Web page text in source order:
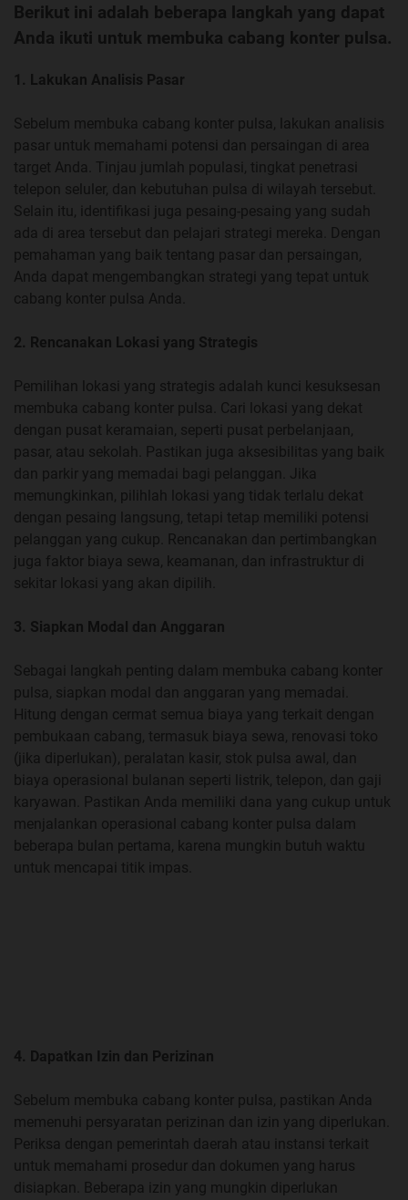
Berikut ini adalah beberapa langkah yang dapat
Anda ikuti untuk membuka cabang konter pulsa.
1. Lakukan Analisis Pasar
Sebelum membuka cabang konter pulsa, lakukan analisis
pasar untuk memahami potensi dan persaingan di area
target Anda. Tinjau jumlah populasi, tingkat penetrasi
telepon seluler, dan kebutuhan pulsa di wilayah tersebut.
Selain itu, identifikasi juga pesaing-pesaing yang sudah
ada di area tersebut dan pelajari strategi mereka. Dengan
pemahaman yang baik tentang pasar dan persaingan,
Anda dapat mengembangkan strategi yang tepat untuk
cabang konter pulsa Anda.
2. Rencanakan Lokasi yang Strategis
Pemilihan lokasi yang strategis adalah kunci kesuksesan
membuka cabang konter pulsa. Cari lokasi yang dekat
dengan pusat keramaian, seperti pusat perbelanjaan,
pasar, atau sekolah. Pastikan juga aksesibilitas yang baik
dan parkir yang memadai bagi pelanggan. Jika
memungkinkan, pilihlah lokasi yang tidak terlalu dekat
dengan pesaing langsung, tetapi tetap memiliki potensi
pelanggan yang cukup. Rencanakan dan pertimbangkan
juga faktor biaya sewa, keamanan, dan infrastruktur di
sekitar lokasi yang akan dipilih.
3. Siapkan Modal dan Anggaran
Sebagai langkah penting dalam membuka cabang konter
pulsa, siapkan modal dan anggaran yang memadai.
Hitung dengan cermat semua biaya yang terkait dengan
pembukaan cabang, termasuk biaya sewa, renovasi toko
(jika diperlukan), peralatan kasir, stok pulsa awal, dan
biaya operasional bulanan seperti listrik, telepon, dan gaji
karyawan. Pastikan Anda memiliki dana yang cukup untuk
menjalankan operasional cabang konter pulsa dalam
beberapa bulan pertama, karena mungkin butuh waktu
untuk mencapai titik impas.
4. Dapatkan Izin dan Perizinan
Sebelum membuka cabang konter pulsa, pastikan Anda
memenuhi persyaratan perizinan dan izin yang diperlukan.
Periksa dengan pemerintah daerah atau instansi terkait
untuk memahami prosedur dan dokumen yang harus
disiapkan. Beberapa izin yang mungkin diperlukan